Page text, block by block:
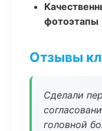
фотоэтапы
Отзывы
Сделали
головной